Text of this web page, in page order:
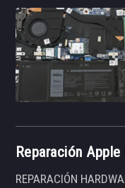
Reparación
REPARACIÓN